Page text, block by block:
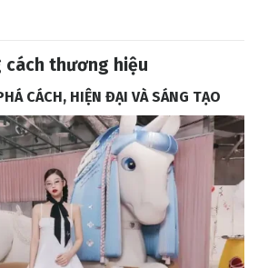
cách thương hiệu
CÁCH, HIỆN ĐẠI VÀ SÁNG TẠO